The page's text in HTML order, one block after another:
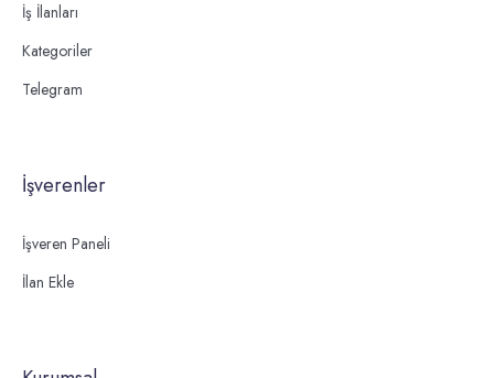
İş İlanları
Kategoriler
Telegram
İşverenler
İşveren Paneli
İlan Ekle